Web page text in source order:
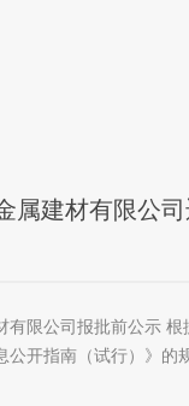
属建材有限公
有限公司报批前公示 根
公开指南（试行）》的